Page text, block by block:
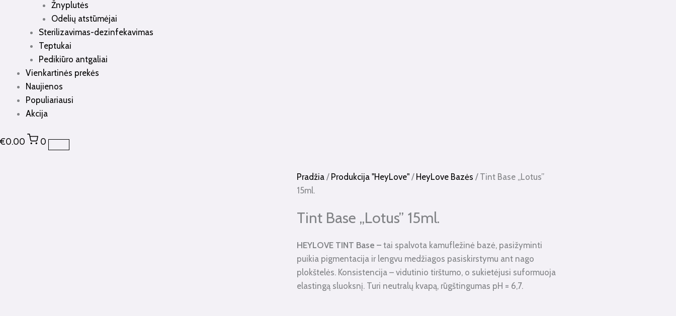
Žnyplutės
Odelių atstūmėjai
Sterilizavimas-dezinfekavimas
Teptukai
Pedikiūro antgaliai
Vienkartinės prekės
Naujienos
Populiariausi
Akcija
€0.00 0
Pradžia / Produkcija "HeyLove" / HeyLove Bazės / Tint Base „Lotus”
15ml.
Tint Base „Lotus” 15ml.
HEYLOVE TINT Base – tai spalvota kamufležinė bazė, pasižyminti
puikia pigmentacija ir lengvu medžiagos pasiskirstymu ant nago
plokštelės. Konsistencija – vidutinio tirštumo, o sukietėjusi suformuoja
elastingą sluoksnį. Turi neutralų kvapą, rūgštingumas pH = 6,7.